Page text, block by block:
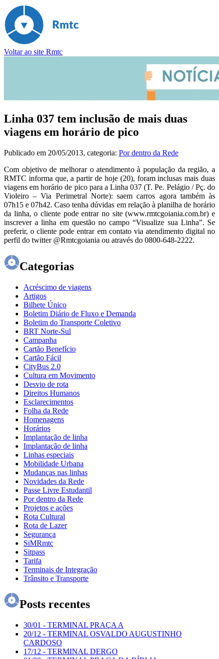
Voltar ao site Rmtc
Linha 037 tem inclusão de mais duas
viagens em horário de pico
Publicado em 20/05/2013, categoria: Por dentro da Rede
Com objetivo de melhorar o atendimento à população da região, a
RMTC informa que, a partir de hoje (20), foram inclusas mais duas
viagens em horário de pico para a Linha 037 (T. Pe. Pelágio / Pç. do
Violeiro – Via Perimetral Norte): saem carros agora também às
07h15 e 07h42. Caso tenha dúvidas em relação à planilha de horário
da linha, o cliente pode entrar no site (www.rmtcgoiania.com.br) e
inscrever a linha em questão no campo “Visualize sua Linha”. Se
preferir, o cliente pode entrar em contato via atendimento digital no
perfil do twitter @Rmtcgoiania ou através do 0800-648-2222.
Categorias
Acréscimo de viagens
Artigos
Bilhete Único
Boletim Diário de Fluxo e Demanda
Boletim do Transporte Coletivo
BRT Norte-Sul
Campanha
Cartão Benefício
Cartão Fácil
CityBus 2.0
Cultura em Movimento
Desvio de rota
Direitos Humanos
Esclarecimentos
Folha da Rede
Homenagens
Horários
Implantação de linha
Implantação de linha
Linhas especiais
Mobilidade Urbana
Mudanças nas linhas
Novidades da Rede
Passe Livre Estudantil
Por dentro da Rede
Projetos e ações
Rota Cultural
Rota de Lazer
Segurança
SiMRmtc
Sitpass
Tarifa
Terminais de Integração
Trânsito e Transporte
Posts recentes
30/01 - TERMINAL PRAÇA A
20/12 - TERMINAL OSVALDO AUGUSTINHO
CARDOSO
17/12 - TERMINAL DERGO